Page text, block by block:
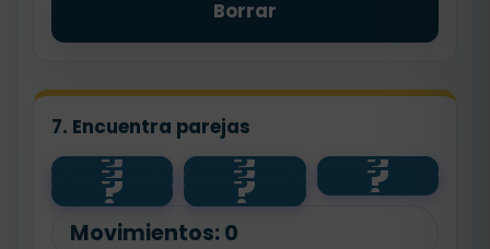
Borrar
7. Encuentra parejas
?
3250 ?
nueve mil
novecient
os
noventa y
nueve
?
mil
?
dosciento
s
cincuenta ?
4800 ?
cuatro mil
ochocient
os
?
9999 ?
1000
Movimientos: 0